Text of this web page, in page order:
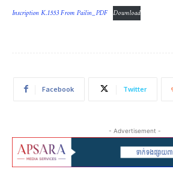
Inscription K.1553 From Pailin_PDF Download
Facebook Twitter
- Advertisement -